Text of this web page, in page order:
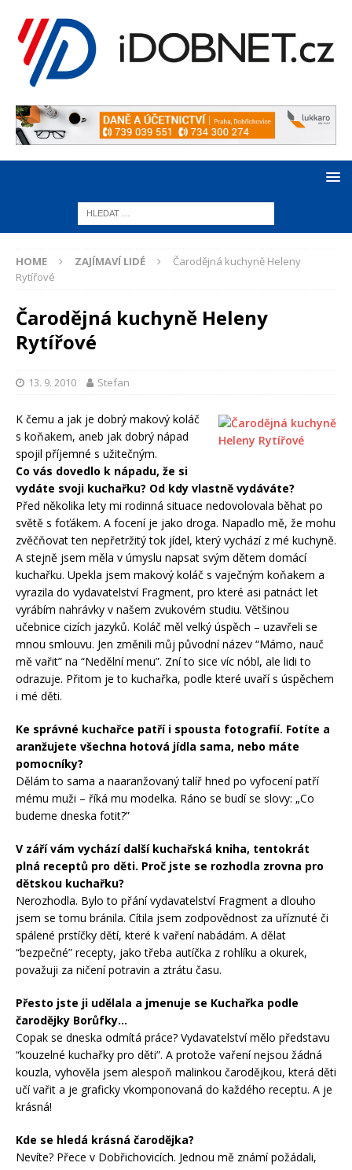
HOME ZAJÍMAVÍ LIDÉ
Čarodějná kuchyně Heleny
Rytířové
Čarodějná kuchyně Heleny
Rytířové
13. 9. 2010 Stefan
K čemu a jak je dobrý makový koláč
s koňakem, aneb jak dobrý nápad
spojil příjemné s užitečným.
Co vás dovedlo k nápadu, že si
vydáte svoji kuchařku? Od kdy vlastně vydáváte?
Před několika lety mi rodinná situace nedovolovala běhat po
světě s foťákem. A focení je jako droga. Napadlo mě, že mohu
zvěčňovat ten nepřetržitý tok jídel, který vychází z mé kuchyně.
A stejně jsem měla v úmyslu napsat svým dětem domácí
kuchařku. Upekla jsem makový koláč s vaječným koňakem a
vyrazila do vydavatelství Fragment, pro které asi patnáct let
vyrábím nahrávky v našem zvukovém studiu. Většinou
učebnice cizích jazyků. Koláč měl velký úspěch – uzavřeli se
mnou smlouvu. Jen změnili můj původní název “Mámo, nauč
mě vařit” na “Nedělní menu”. Zní to sice víc nóbl, ale lidi to
odrazuje. Přitom je to kuchařka, podle které uvaří s úspěchem
i mé děti.
Ke správné kuchařce patří i spousta fotografií. Fotíte a
aranžujete všechna hotová jídla sama, nebo máte
pomocníky?
Dělám to sama a naaranžovaný talíř hned po vyfocení patří
mému muži – říká mu modelka. Ráno se budí se slovy: „Co
budeme dneska fotit?”
V září vám vychází další kuchařská kniha, tentokrát
plná receptů pro děti. Proč jste se rozhodla zrovna pro
dětskou kuchařku?
Nerozhodla. Bylo to přání vydavatelství Fragment a dlouho
jsem se tomu bránila. Cítila jsem zodpovědnost za uříznuté či
spálené prstíčky dětí, které k vaření nabádám. A dělat
“bezpečné” recepty, jako třeba autíčka z rohlíku a okurek,
považuji za ničení potravin a ztrátu času.
Přesto jste ji udělala a jmenuje se Kuchařka podle
čarodějky Borůfky…
Copak se dneska odmítá práce? Vydavatelství mělo představu
“kouzelné kuchařky pro děti”. A protože vaření nejsou žádná
kouzla, vyhověla jsem alespoň malinkou čarodějkou, která děti
učí vařit a je graficky vkomponovaná do každého receptu. A je
krásná!
Kde se hledá krásná čarodějka?
Nevíte? Přece v Dobřichovicích. Jednou mě známí požádali,